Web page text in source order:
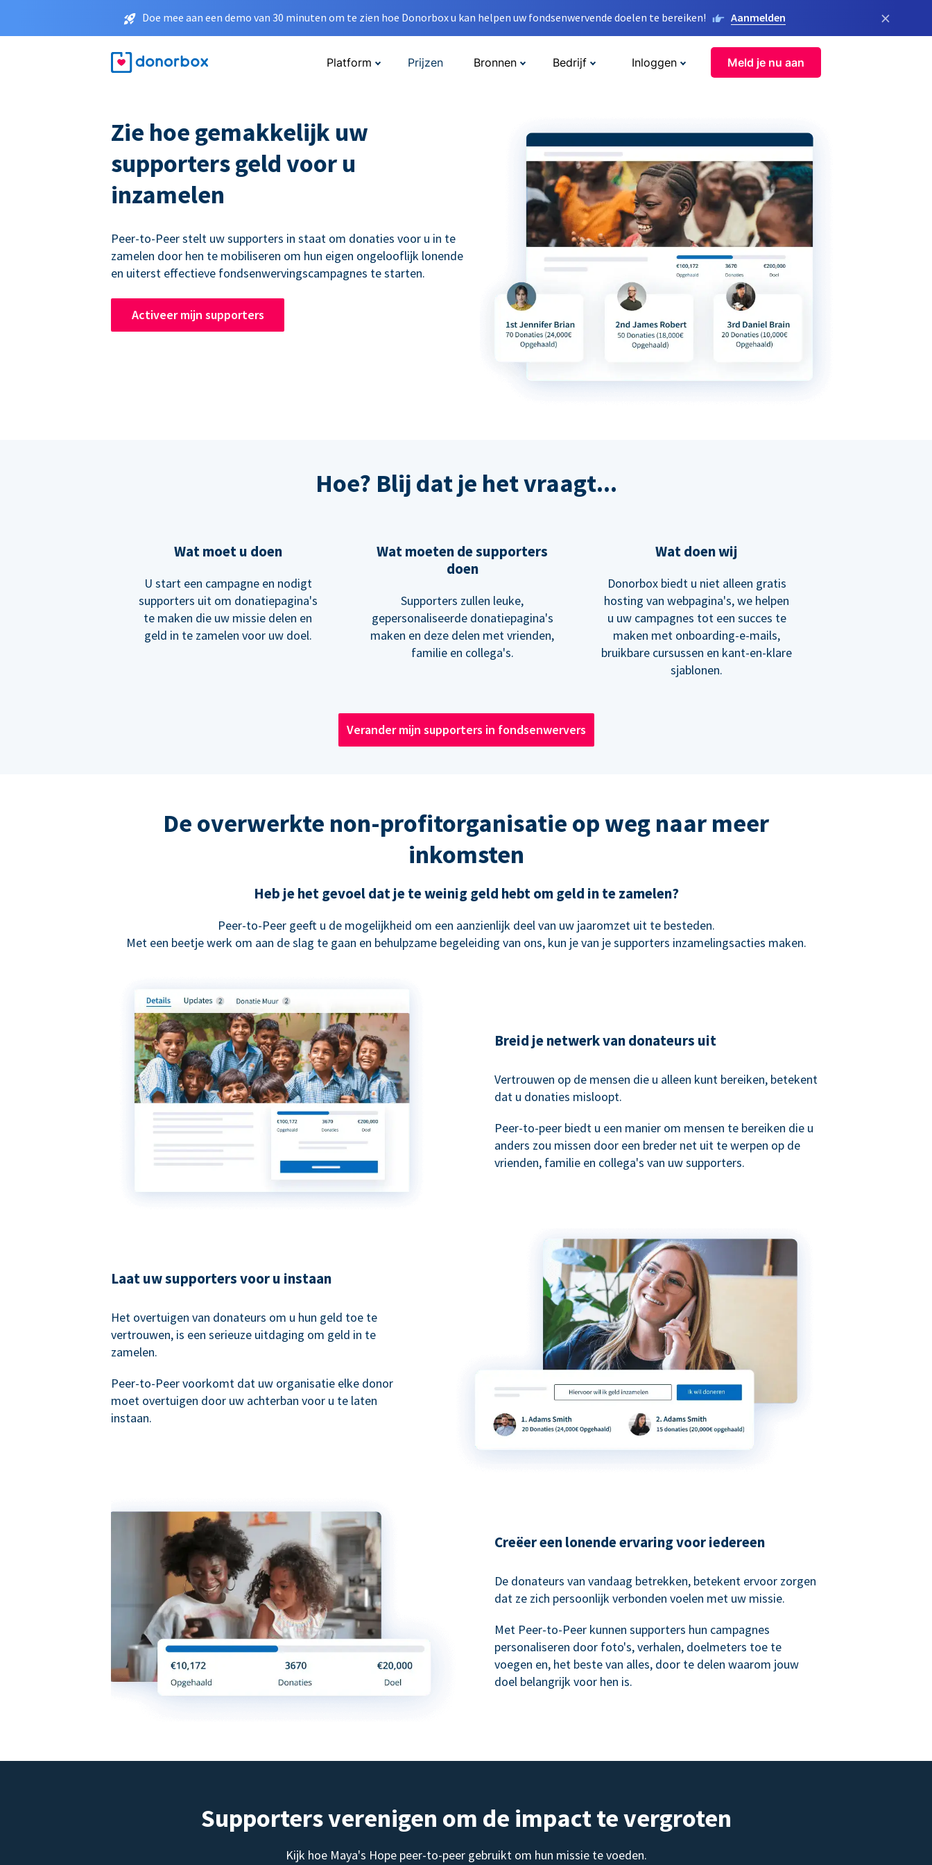
Doe mee aan een demo van 30 minuten om te zien hoe Donorbox u kan helpen uw fondsenwervende doelen te bereiken! Aanmelden ×
Platform Prijzen Bronnen Bedrijf Inloggen Meld je nu aan
Zie hoe gemakkelijk uw
supporters geld voor u
inzamelen
Peer-to-Peer stelt uw supporters in staat om donaties voor u in te
zamelen door hen te mobiliseren om hun eigen ongelooflijk lonende
en uiterst effectieve fondsenwervingscampagnes te starten.
Activeer mijn supporters
Hoe? Blij dat je het vraagt...
Wat moet u doen
U start een campagne en nodigt
supporters uit om donatiepagina's
te maken die uw missie delen en
geld in te zamelen voor uw doel.
Wat moeten de supporters
doen
Supporters zullen leuke,
gepersonaliseerde donatiepagina's
maken en deze delen met vrienden,
familie en collega's.
Wat doen wij
Donorbox biedt u niet alleen gratis
hosting van webpagina's, we helpen
u uw campagnes tot een succes te
maken met onboarding-e-mails,
bruikbare cursussen en kant-en-klare
sjablonen.
Verander mijn supporters in fondsenwervers
De overwerkte non-profitorganisatie op weg naar meer
inkomsten
Heb je het gevoel dat je te weinig geld hebt om geld in te zamelen?
Peer-to-Peer geeft u de mogelijkheid om een aanzienlijk deel van uw jaaromzet uit te besteden.
Met een beetje werk om aan de slag te gaan en behulpzame begeleiding van ons, kun je van je supporters inzamelingsacties maken.
Breid je netwerk van donateurs uit
Vertrouwen op de mensen die u alleen kunt bereiken, betekent
dat u donaties misloopt.
Peer-to-peer biedt u een manier om mensen te bereiken die u
anders zou missen door een breder net uit te werpen op de
vrienden, familie en collega's van uw supporters.
Laat uw supporters voor u instaan
Het overtuigen van donateurs om u hun geld toe te
vertrouwen, is een serieuze uitdaging om geld in te
zamelen.
Peer-to-Peer voorkomt dat uw organisatie elke donor
moet overtuigen door uw achterban voor u te laten
instaan.
Creëer een lonende ervaring voor iedereen
De donateurs van vandaag betrekken, betekent ervoor zorgen
dat ze zich persoonlijk verbonden voelen met uw missie.
Met Peer-to-Peer kunnen supporters hun campagnes
personaliseren door foto's, verhalen, doelmeters toe te
voegen en, het beste van alles, door te delen waarom jouw
doel belangrijk voor hen is.
Supporters verenigen om de impact te vergroten
Kijk hoe Maya's Hope peer-to-peer gebruikt om hun missie te voeden.